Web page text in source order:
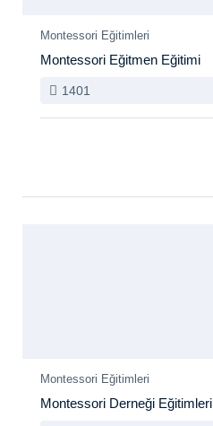
Montessori Eğitimleri
Montessori Eğitmen Eğitimi
1401
Montessori Eğitimleri
Montessori Derneği Eğitimleri